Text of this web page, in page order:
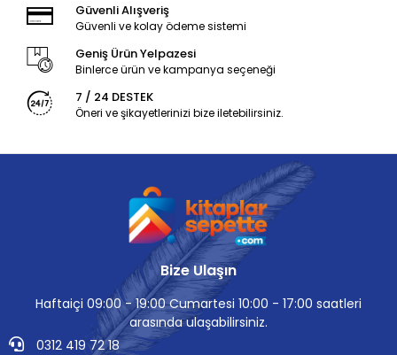
Güvenli Alışveriş
Güvenli ve kolay ödeme sistemi
Geniş Ürün Yelpazesi
Binlerce ürün ve kampanya seçeneği
7 / 24 DESTEK
Öneri ve şikayetlerinizi bize iletebilirsiniz.
Bize Ulaşın
Haftaiçi 09:00 - 19:00 Cumartesi 10:00 - 17:00 saatleri
arasında ulaşabilirsiniz.
0312 419 72 18